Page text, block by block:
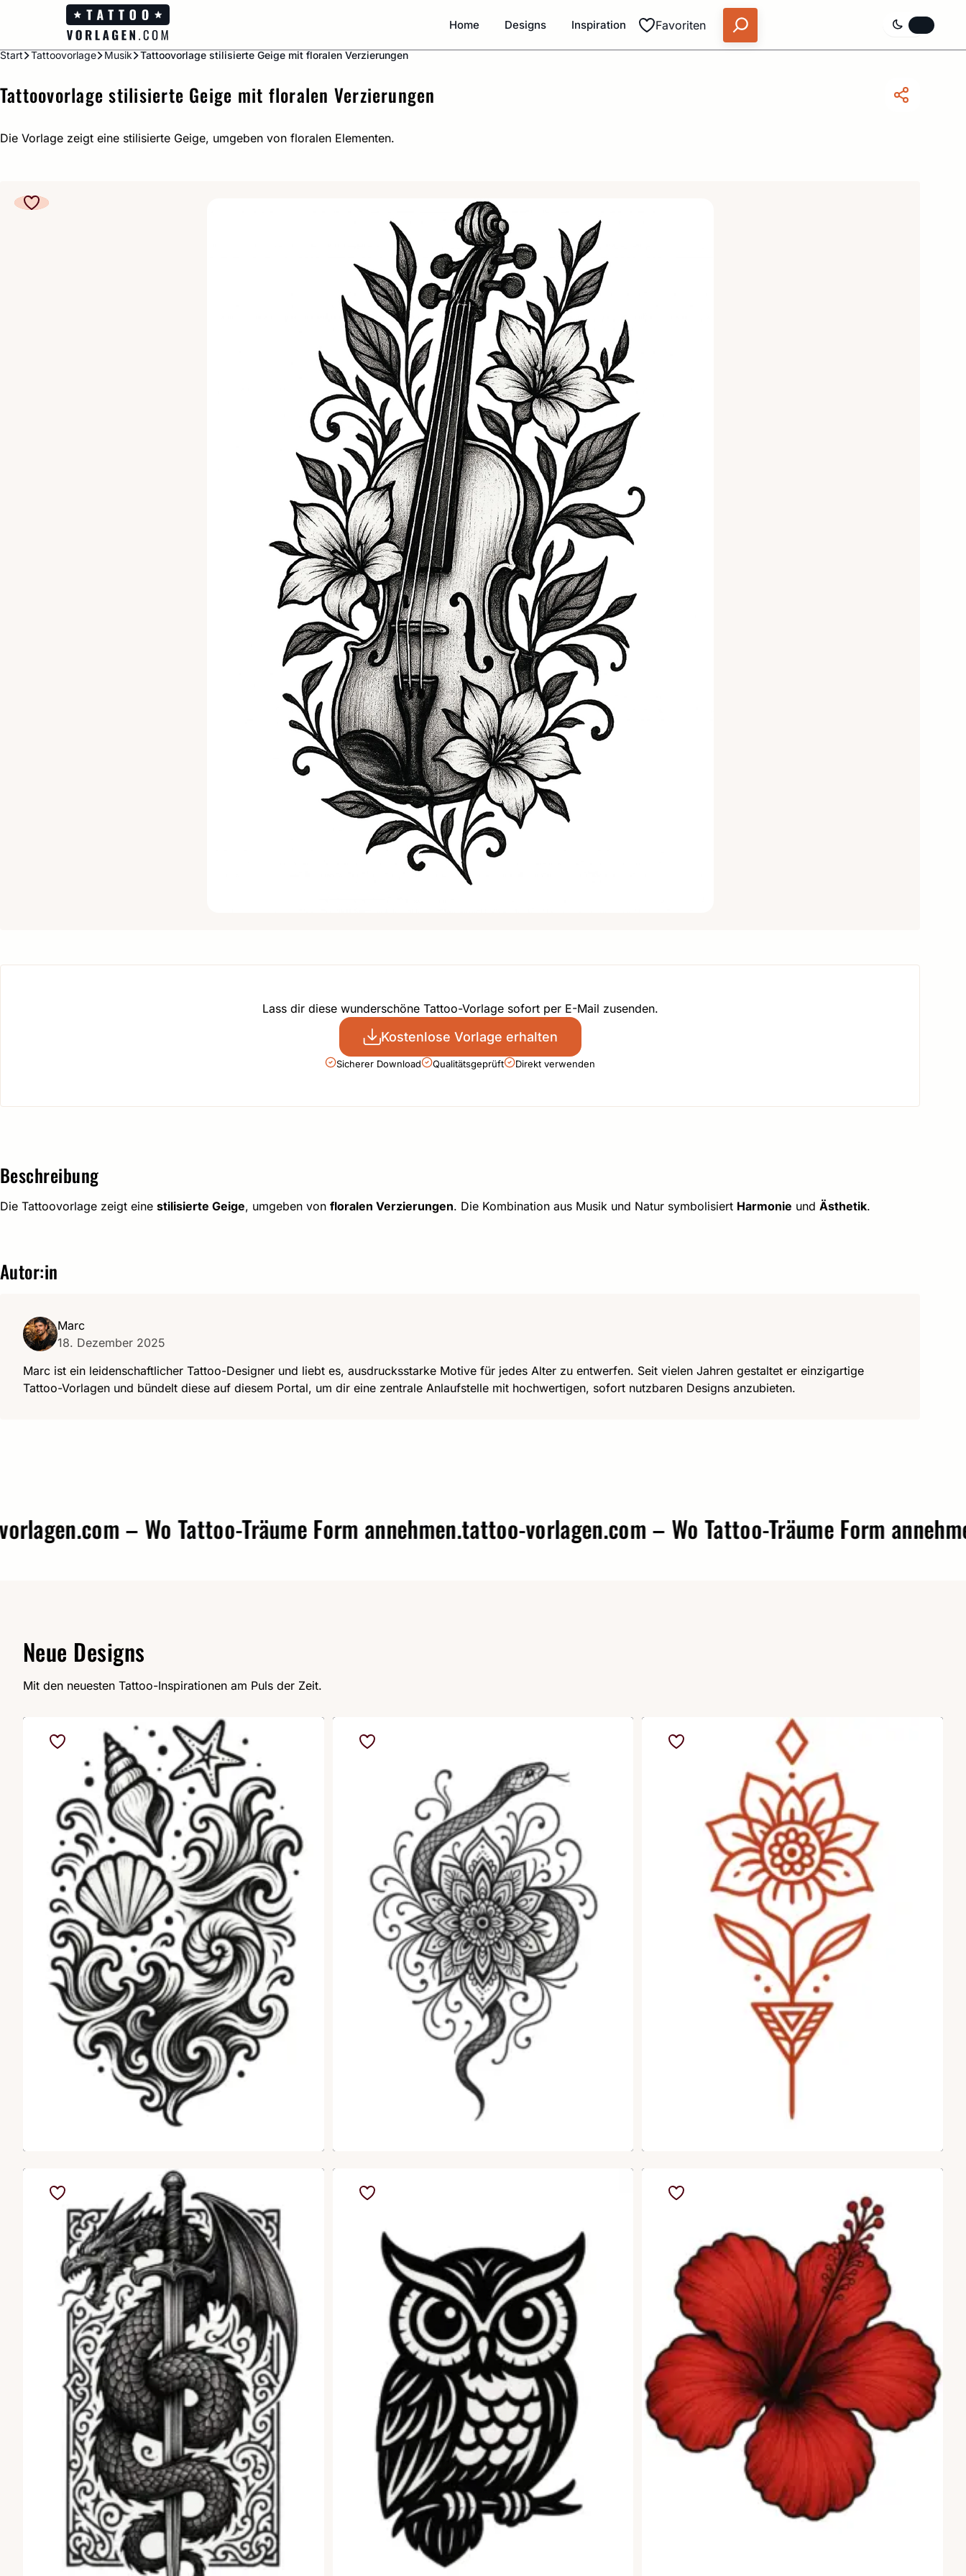
Favoriten
Home Designs Inspiration
Start Tattoovorlage Musik Tattoovorlage stilisierte Geige mit floralen Verzierungen
Tattoovorlage stilisierte Geige mit floralen Verzierungen
Die Vorlage zeigt eine stilisierte Geige, umgeben von floralen Elementen.
Lass dir diese wunderschöne Tattoo-Vorlage sofort per E-Mail zusenden.
Kostenlose Vorlage erhalten
Sicherer Download Qualitätsgeprüft Direkt verwenden
Beschreibung
Die Tattoovorlage zeigt eine stilisierte Geige, umgeben von floralen Verzierungen. Die Kombination aus Musik und Natur symbolisiert Harmonie und Ästhetik.
Autor:in
Marc
18. Dezember 2025
Marc ist ein leidenschaftlicher Tattoo-Designer und liebt es, ausdrucksstarke Motive für jedes Alter zu entwerfen. Seit vielen Jahren gestaltet er einzigartige
Tattoo-Vorlagen und bündelt diese auf diesem Portal, um dir eine zentrale Anlaufstelle mit hochwertigen, sofort nutzbaren Designs anzubieten.
– Wo Tattoo-Träume Form annehmen.tattoo-vorlagen.com – Wo Tattoo-Träume Form annehmen.
Neue Designs
Mit den neuesten Tattoo-Inspirationen am Puls der Zeit.